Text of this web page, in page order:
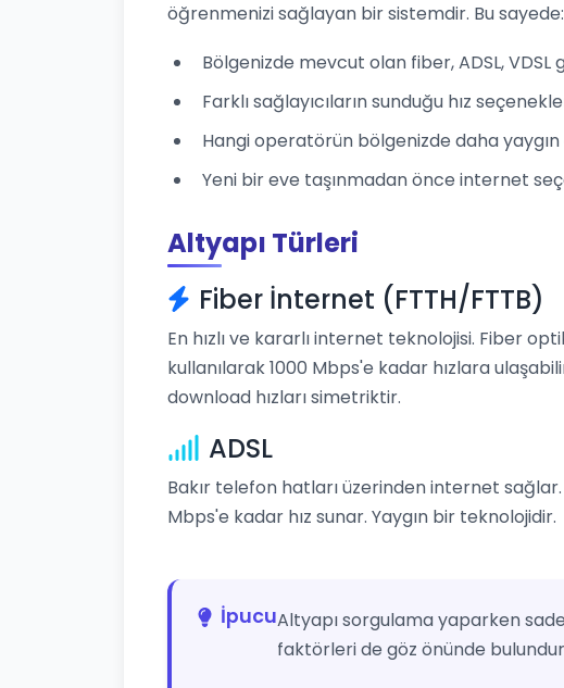
öğrenmenizi sağlayan bir sistemdir. Bu sayede:
Bölgenizde mevcut olan fiber, ADSL,
Farklı sağlayıcıların sunduğu hız
Hangi operatörün bölgenizde daha
Yeni bir eve taşınmadan önce internet
Altyapı Türleri
Fiber İnternet (FTTH/FTTB)
En hızlı ve kararlı internet teknolojisi. Fiber
kullanılarak 1000 Mbps'e kadar hızlara
download hızları simetriktir.
ADSL
Bakır telefon hatları üzerinden internet
Mbps'e kadar hız sunar. Yaygın bir teknolojidir.
İpucuAltyapı sorgulama yaparken
faktörleri de göz önünde